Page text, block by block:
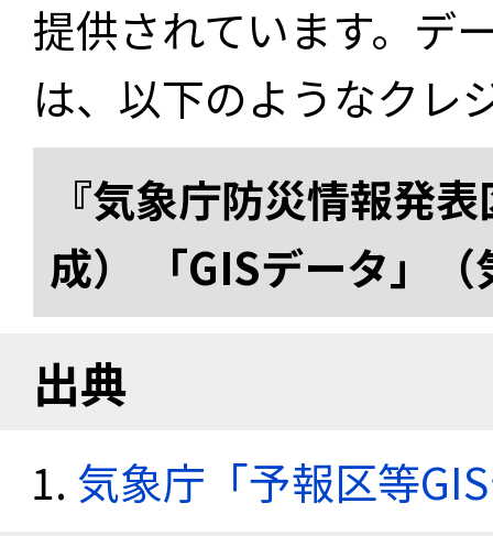
提供されています。デ
は、以下のようなクレ
『気象庁防災情報発
成） 「GISデータ」
出典
気象庁「予報区等